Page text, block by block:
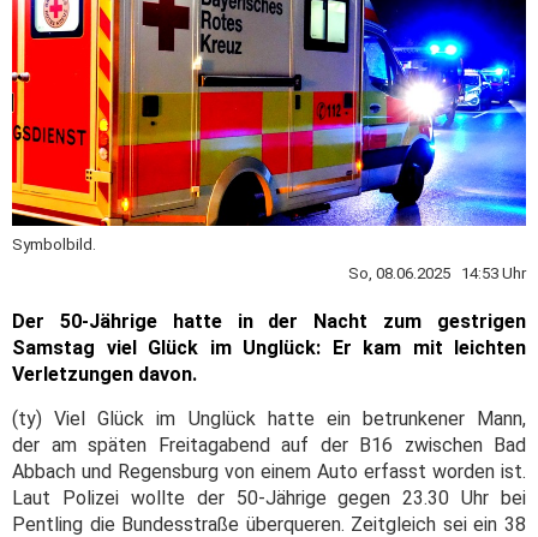
Symbolbild.
So, 08.06.2025 14:53 Uhr
Der 50-Jährige hatte in der Nacht zum gestrigen
Samstag viel Glück im Unglück: Er kam mit leichten
Verletzungen davon.
(ty) Viel Glück im Unglück hatte ein betrunkener Mann,
der am späten Freitagabend auf der B16 zwischen Bad
Abbach und Regensburg von einem Auto erfasst worden ist.
Laut Polizei wollte der 50-Jährige gegen 23.30 Uhr bei
Pentling die Bundesstraße überqueren. Zeitgleich sei ein 38